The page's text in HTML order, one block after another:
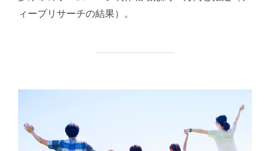
ィープリサーチの結果）。